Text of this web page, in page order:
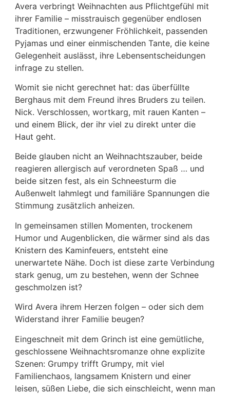
Avera verbringt Weihnachten aus Pflichtgefühl mit
ihrer Familie – misstrauisch gegenüber endlosen
Traditionen, erzwungener Fröhlichkeit, passenden
Pyjamas und einer einmischenden Tante, die keine
Gelegenheit auslässt, ihre Lebensentscheidungen
infrage zu stellen.
Womit sie nicht gerechnet hat: das überfüllte
Berghaus mit dem Freund ihres Bruders zu teilen.
Nick. Verschlossen, wortkarg, mit rauen Kanten –
und einem Blick, der ihr viel zu direkt unter die
Haut geht.
Beide glauben nicht an Weihnachtszauber, beide
reagieren allergisch auf verordneten Spaß … und
beide sitzen fest, als ein Schneesturm die
Außenwelt lahmlegt und familiäre Spannungen die
Stimmung zusätzlich anheizen.
In gemeinsamen stillen Momenten, trockenem
Humor und Augenblicken, die wärmer sind als das
Knistern des Kaminfeuers, entsteht eine
unerwartete Nähe. Doch ist diese zarte Verbindung
stark genug, um zu bestehen, wenn der Schnee
geschmolzen ist?
Wird Avera ihrem Herzen folgen – oder sich dem
Widerstand ihrer Familie beugen?
Eingeschneit mit dem Grinch ist eine gemütliche,
geschlossene Weihnachtsromanze ohne explizite
Szenen: Grumpy trifft Grumpy, mit viel
Familienchaos, langsamem Knistern und einer
leisen, süßen Liebe, die sich einschleicht, wenn man